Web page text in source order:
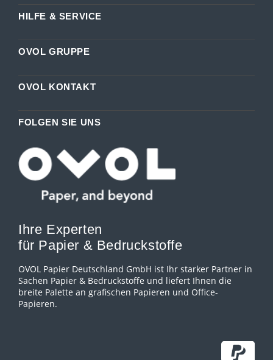
HILFE & SERVICE
OVOL GRUPPE
OVOL KONTAKT
FOLGEN SIE UNS
Ihre Experten
für Papier & Bedruckstoffe
OVOL Papier Deutschland GmbH ist Ihr starker Partner in
Sachen Papier & Bedruckstoffe und liefert Ihnen die
breite Palette an grafischen Papieren und Office-
Papieren.